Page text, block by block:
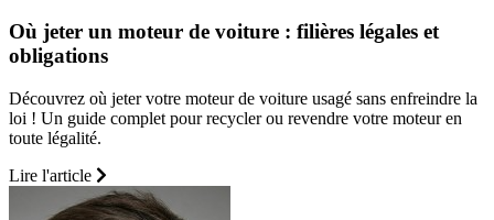
Où jeter un moteur de voiture : filières légales et
obligations
Découvrez où jeter votre moteur de voiture usagé sans enfreindre la
loi ! Un guide complet pour recycler ou revendre votre moteur en
toute légalité.
Lire l'article